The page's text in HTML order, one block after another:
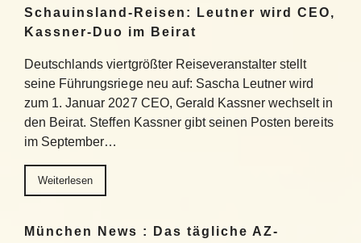
Schauinsland-Reisen: Leutner wird CEO,
Kassner-Duo im Beirat
Deutschlands viertgrößter Reiseveranstalter stellt
seine Führungsriege neu auf: Sascha Leutner wird
zum 1. Januar 2027 CEO, Gerald Kassner wechselt in
den Beirat. Steffen Kassner gibt seinen Posten bereits
im September…
Weiterlesen
München News : Das tägliche AZ-